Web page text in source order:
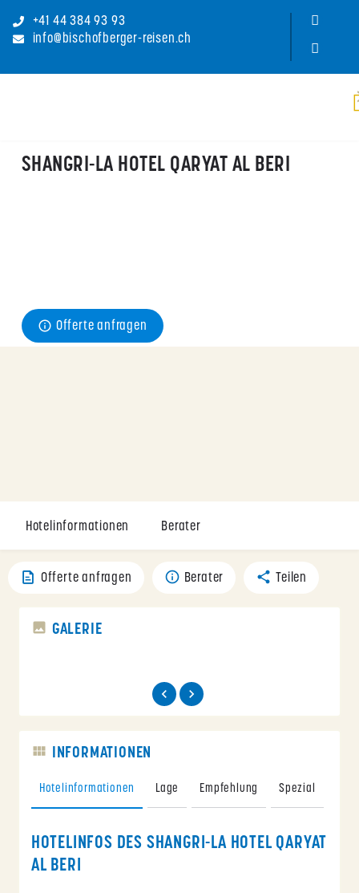
+41 44 384 93 93
info@bischofberger-reisen.ch
SHANGRI-LA HOTEL QARYAT AL BERI
Offerte anfragen
Hotelinformationen Berater
Offerte anfragen Berater Teilen
GALERIE
INFORMATIONEN
Hotelinformationen Lage Empfehlung Spezial
HOTELINFOS DES SHANGRI-LA HOTEL QARYAT
AL BERI